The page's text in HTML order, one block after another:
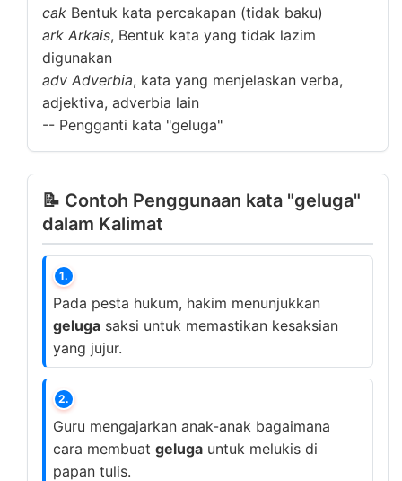
cak Bentuk kata percakapan (tidak baku)
ark Arkais, Bentuk kata yang tidak lazim
digunakan
adv Adverbia, kata yang menjelaskan verba,
adjektiva, adverbia lain
-- Pengganti kata "geluga"
📝 Contoh Penggunaan kata "geluga"
dalam Kalimat
1.
Pada pesta hukum, hakim menunjukkan
geluga saksi untuk memastikan kesaksian
yang jujur.
2.
Guru mengajarkan anak-anak bagaimana
cara membuat geluga untuk melukis di
papan tulis.